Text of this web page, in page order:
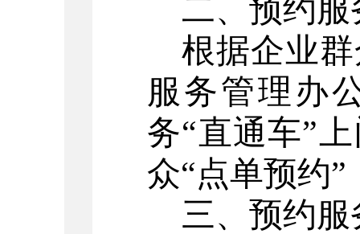
二、预约
根据企业
服务管理办
务“直通车”
众“点单预约”
三、预约